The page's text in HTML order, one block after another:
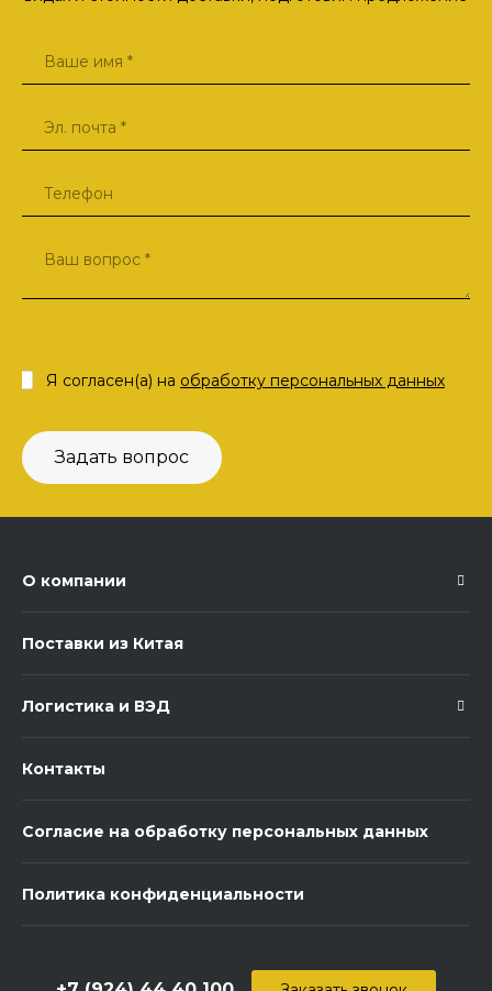
Задать вопрос
Я согласен(а) на обработку персональных данных
О компании
Поставки из Китая
Логистика и ВЭД
Контакты
Согласие на обработку персональных данных
Политика конфиденциальности